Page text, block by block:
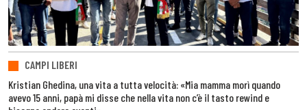
CAMPI LIBERI
Kristian Ghedina, una vita a tutta velocità: «Mia mamma morì quando
avevo 15 anni, papà mi disse che nella vita non c’è il tasto rewind e